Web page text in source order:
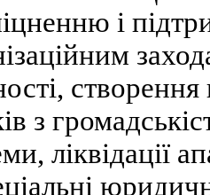
і
створення
з
ліквідації